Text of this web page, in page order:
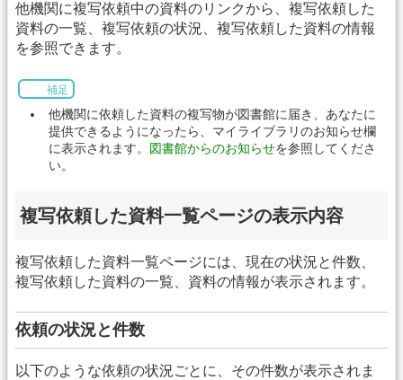
他機関に複写依頼中の資料のリンクから、複写依頼した
資料の一覧、複写依頼の状況、複写依頼した資料の情報
を参照できます。
補足
他機関に依頼した資料の複写物が図書館に届き、あなたに
提供できるようになったら、マイライブラリのお知らせ欄
に表示されます。 図書館からのお知らせを参照してくださ
い。
複写依頼した資料一覧ページの表示内容
複写依頼した資料一覧ページには、現在の状況と件数、
複写依頼した資料の一覧、資料の情報が表示されます。
依頼の状況と件数
以下のような依頼の状況ごとに、その件数が表示されま